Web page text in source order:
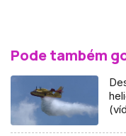
Pode também